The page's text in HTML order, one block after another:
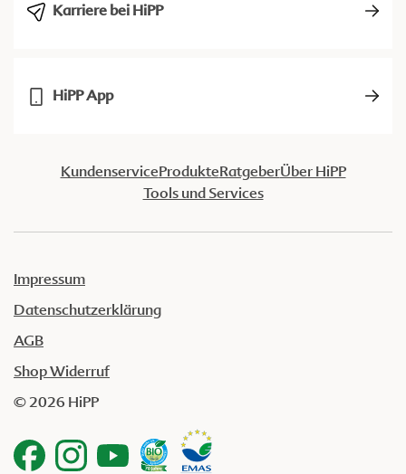
Karriere bei HiPP
HiPP App
KundenserviceProdukteRatgeberÜber HiPP
Tools und Services
Impressum
Datenschutzerklärung
AGB
Shop Widerruf
© 2026 HiPP